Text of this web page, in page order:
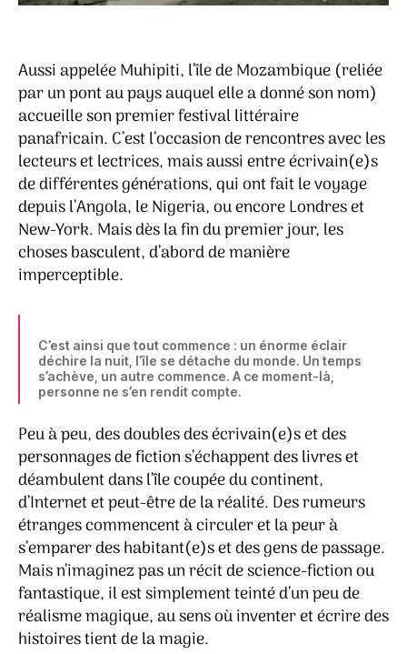
Aussi appelée Muhipiti, l’île de Mozambique (reliée
par un pont au pays auquel elle a donné son nom)
accueille son premier festival littéraire
panafricain. C’est l’occasion de rencontres avec les
lecteurs et lectrices, mais aussi entre écrivain(e)s
de différentes générations, qui ont fait le voyage
depuis l’Angola, le Nigeria, ou encore Londres et
New-York. Mais dès la fin du premier jour, les
choses basculent, d’abord de manière
imperceptible.
C’est ainsi que tout commence : un énorme éclair
déchire la nuit, l’île se détache du monde. Un temps
s’achève, un autre commence. A ce moment-là,
personne ne s’en rendit compte.
Peu à peu, des doubles des écrivain(e)s et des
personnages de fiction s’échappent des livres et
déambulent dans l’île coupée du continent,
d’Internet et peut-être de la réalité. Des rumeurs
étranges commencent à circuler et la peur à
s’emparer des habitant(e)s et des gens de passage.
Mais n’imaginez pas un récit de science-fiction ou
fantastique, il est simplement teinté d’un peu de
réalisme magique, au sens où inventer et écrire des
histoires tient de la magie.